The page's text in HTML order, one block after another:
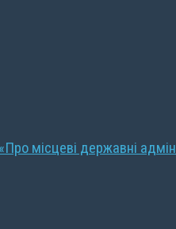
місцеві державні